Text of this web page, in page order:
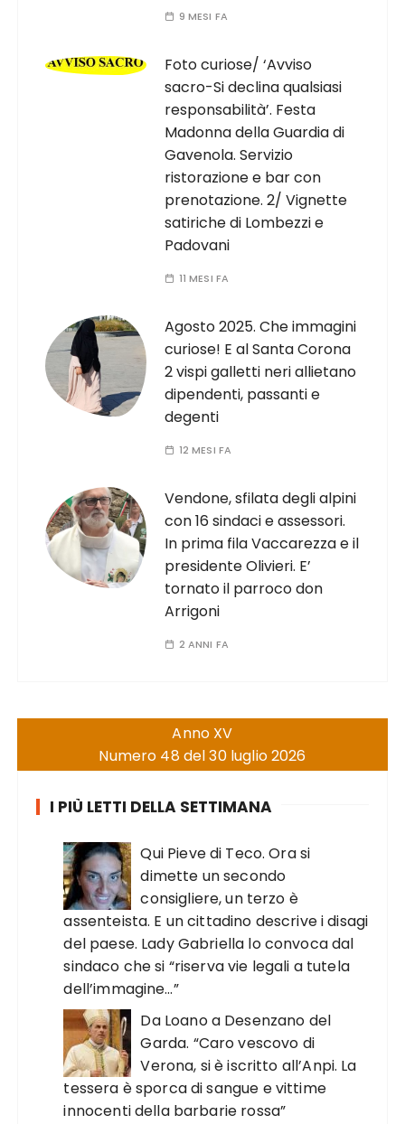
9 MESI FA
Foto curiose/ ‘Avviso
sacro-Si declina qualsiasi
responsabilità’. Festa
Madonna della Guardia di
Gavenola. Servizio
ristorazione e bar con
prenotazione. 2/ Vignette
satiriche di Lombezzi e
Padovani
11 MESI FA
Agosto 2025. Che immagini
curiose! E al Santa Corona
2 vispi galletti neri allietano
dipendenti, passanti e
degenti
12 MESI FA
Vendone, sfilata degli alpini
con 16 sindaci e assessori.
In prima fila Vaccarezza e il
presidente Olivieri. E’
tornato il parroco don
Arrigoni
2 ANNI FA
Anno XV
Numero 48 del 30 luglio 2026
I PIÙ LETTI DELLA SETTIMANA
Qui Pieve di Teco. Ora si
dimette un secondo
consigliere, un terzo è
assenteista. E un cittadino descrive i disagi
del paese. Lady Gabriella lo convoca dal
sindaco che si “riserva vie legali a tutela
dell’immagine…”
Da Loano a Desenzano del
Garda. “Caro vescovo di
Verona, si è iscritto all’Anpi. La
tessera è sporca di sangue e vittime
innocenti della barbarie rossa”